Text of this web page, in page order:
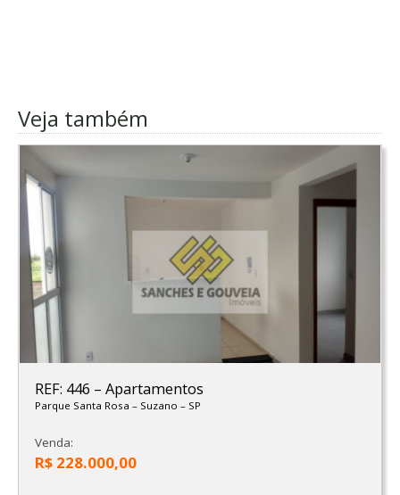
Veja também
REF: 446 – Apartamentos
Parque Santa Rosa – Suzano – SP
Venda:
R$ 228.000,00